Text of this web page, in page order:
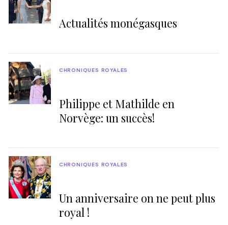
Actualités monégasques
Philippe et Mathilde en
Norvège: un succès!
CHRONIQUES ROYALES
Un anniversaire on ne peut plus
royal !
CHRONIQUES ROYALES